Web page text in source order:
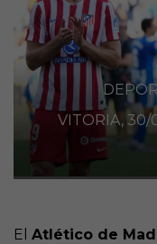
VITORIA, 30/
El Atlético de